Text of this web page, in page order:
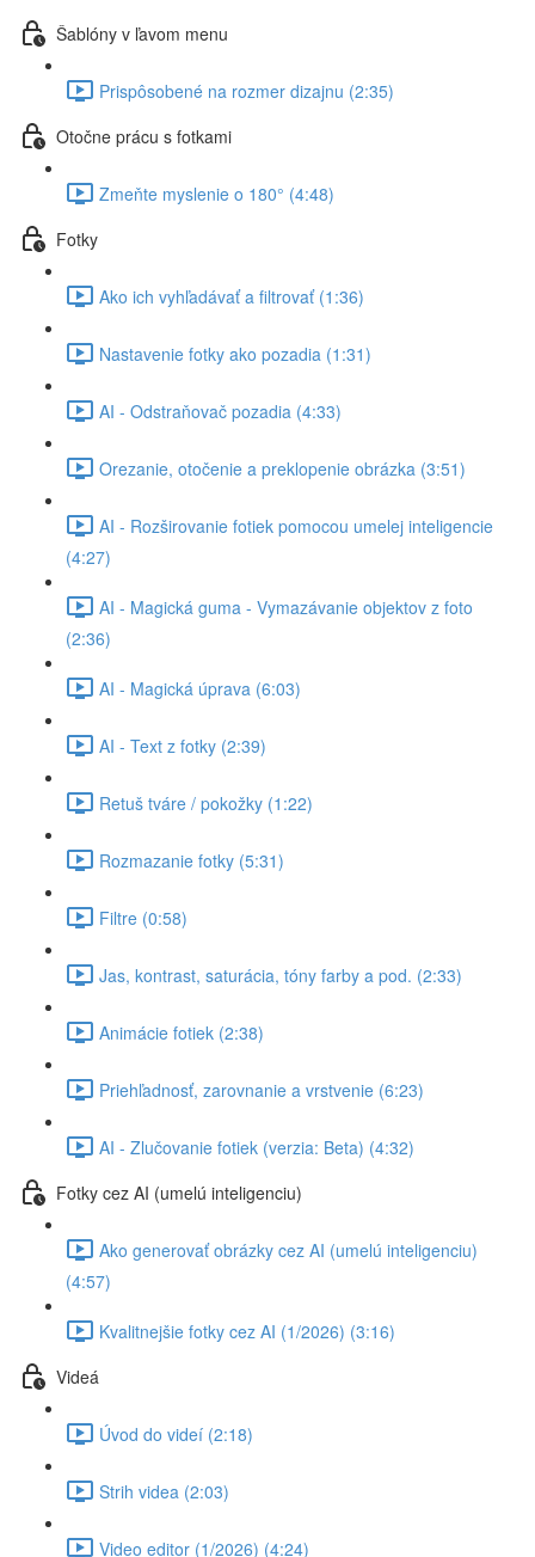
Šablóny v ľavom menu
Prispôsobené na rozmer dizajnu (2:35)
Otočne prácu s fotkami
Zmeňte myslenie o 180° (4:48)
Fotky
Ako ich vyhľadávať a filtrovať (1:36)
Nastavenie fotky ako pozadia (1:31)
AI - Odstraňovač pozadia (4:33)
Orezanie, otočenie a preklopenie obrázka (3:51)
AI - Rozširovanie fotiek pomocou umelej inteligencie
(4:27)
AI - Magická guma - Vymazávanie objektov z foto
(2:36)
AI - Magická úprava (6:03)
AI - Text z fotky (2:39)
Retuš tváre / pokožky (1:22)
Rozmazanie fotky (5:31)
Filtre (0:58)
Jas, kontrast, saturácia, tóny farby a pod. (2:33)
Animácie fotiek (2:38)
Priehľadnosť, zarovnanie a vrstvenie (6:23)
AI - Zlučovanie fotiek (verzia: Beta) (4:32)
Fotky cez AI (umelú inteligenciu)
Ako generovať obrázky cez AI (umelú inteligenciu)
(4:57)
Kvalitnejšie fotky cez AI (1/2026) (3:16)
Videá
Úvod do videí (2:18)
Strih videa (2:03)
Video editor (1/2026) (4:24)